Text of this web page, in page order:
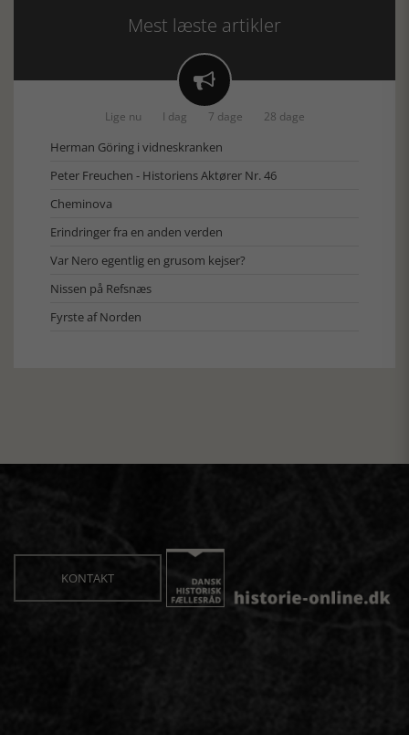
Mest læste artikler

Lige nu I dag 7 dage 28 dage
Herman Göring i vidneskranken
Peter Freuchen - Historiens Aktører Nr. 46
Cheminova
Erindringer fra en anden verden
Var Nero egentlig en grusom kejser?
Nissen på Refsnæs
Fyrste af Norden
KONTAKT